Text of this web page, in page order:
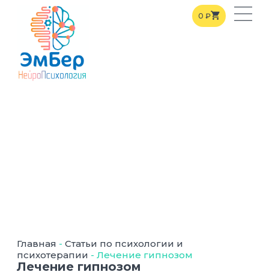
0 ₽
Главная - Статьи по психологии и
психотерапии - Лечение гипнозом
Лечение гипнозом